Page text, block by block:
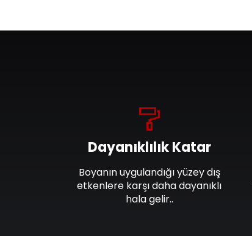
Dayanıklılık Katar
Boyanın uygulandığı yüzey dış
etkenlere karşı daha dayanıklı
hala gelir..